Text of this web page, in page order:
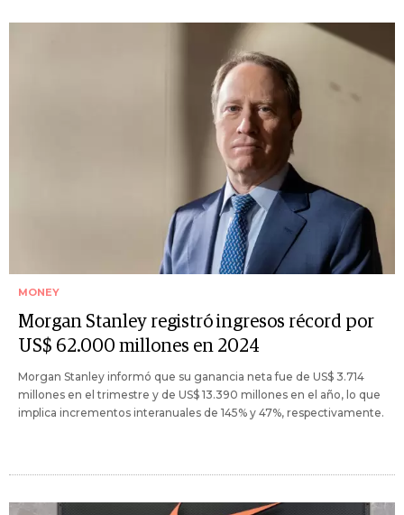
MONEY
Morgan Stanley registró ingresos récord por
US$ 62.000 millones en 2024
Morgan Stanley informó que su ganancia neta fue de US$ 3.714
millones en el trimestre y de US$ 13.390 millones en el año, lo que
implica incrementos interanuales de 145% y 47%, respectivamente.